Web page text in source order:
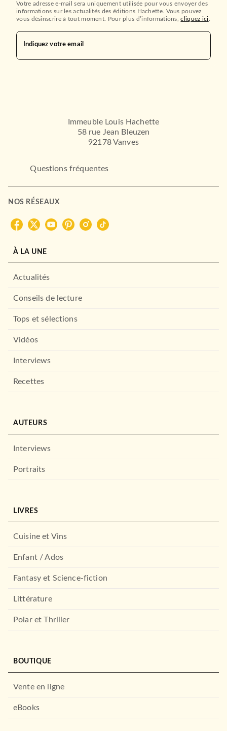
FAYARD
Votre adresse e-mail sera uniquement utilisée pour vous envoyer des
informations sur les actualités des éditions Hachette. Vous pouvez
vous désinscrire à tout moment. Pour plus d’informations,cliquez ici
Indiquez votre email
Immeuble Louis Hachette
58 rue Jean Bleuzen
92178 Vanves
Questions fréquentes
NOS RÉSEAUX
À LA UNE
Actualités
Conseils de lecture
Tops et sélections
Vidéos
Interviews
Recettes
AUTEURS
Interviews
Portraits
LIVRES
Cuisine et Vins
Enfant / Ados
Fantasy et Science-fiction
Littérature
Polar et Thriller
BOUTIQUE
Vente en ligne
eBooks